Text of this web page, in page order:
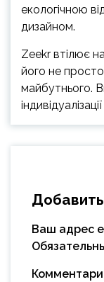
екологічною
дизайном.
Zeekr втілює
його не
майбутнього.
Ваш адрес